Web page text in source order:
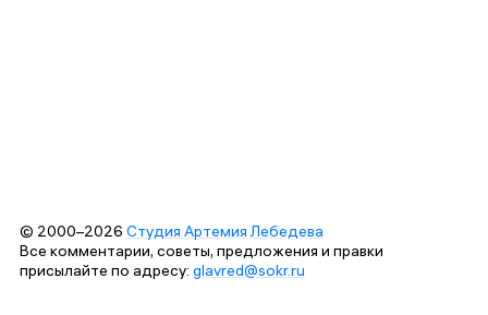
© 2000–2026 Студия Артемия Лебедева
Все комментарии, советы, предложения и правки
присылайте по адресу: glavred@sokr.ru